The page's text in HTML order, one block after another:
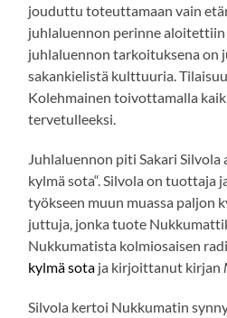
jouduttu toteuttamaan vain
juhlaluennon perinne
juhlaluennon tarkoituksena on
sakankielistä kulttuuria.
Kolehmainen toivottamalla
tervetulleeksi.
Juhlaluennon piti Sakari
kylmä sota“. Silvola on tuottaja
työkseen muun muassa paljon
juttuja, jonka tuote
Nukkumatista kolmiosaisen
kylmä sota ja kirjoittanut kirjan
Silvola kertoi Nukkumatin